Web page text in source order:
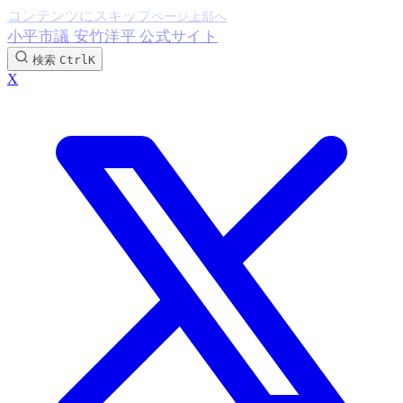
コンテンツにスキップ
小平市議 安竹洋平 公式サイト
検索 CtrlK
X